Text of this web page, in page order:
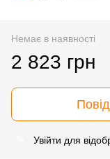
Немає в наявності
2 823 грн
Увійти для